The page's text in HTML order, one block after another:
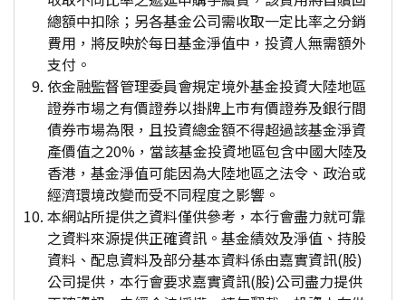
總額中扣除；另各基金公司需收取一定比率之分銷
費用，將反映於每日基金淨值中，投資人無需額外
支付。
依金融監督管理委員會規定境外基金投資大陸地區
證券市場之有價證券以掛牌上市有價證券及銀行間
債券市場為限，且投資總金額不得超過該基金淨資
產價值之20%，當該基金投資地區包含中國大陸及
香港，基金淨值可能因為大陸地區之法令、政治或
經濟環境改變而受不同程度之影響。
本網站所提供之資料僅供參考，本行會盡力就可靠
之資料來源提供正確資訊。基金績效及淨值、持股
資料、配息資料及部分基本資料係由嘉實資訊(股)
公司提供，本行會要求嘉實資訊(股)公司盡力提供